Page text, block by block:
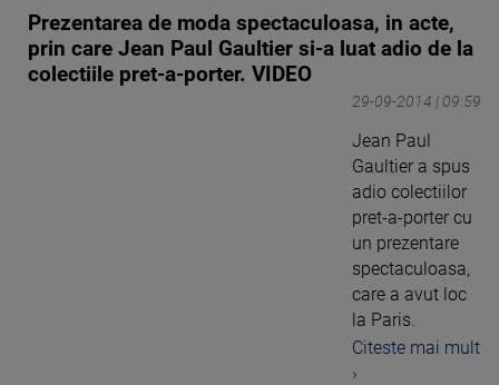
Prezentarea de moda spectaculoasa, in acte,
prin care Jean Paul Gaultier si-a luat adio de la
colectiile pret-a-porter. VIDEO
29-09-2014 | 09:59
Jean Paul
Gaultier a spus
adio colectiilor
pret-a-porter cu
un prezentare
spectaculoasa,
care a avut loc
la Paris.
Citeste mai mult
›